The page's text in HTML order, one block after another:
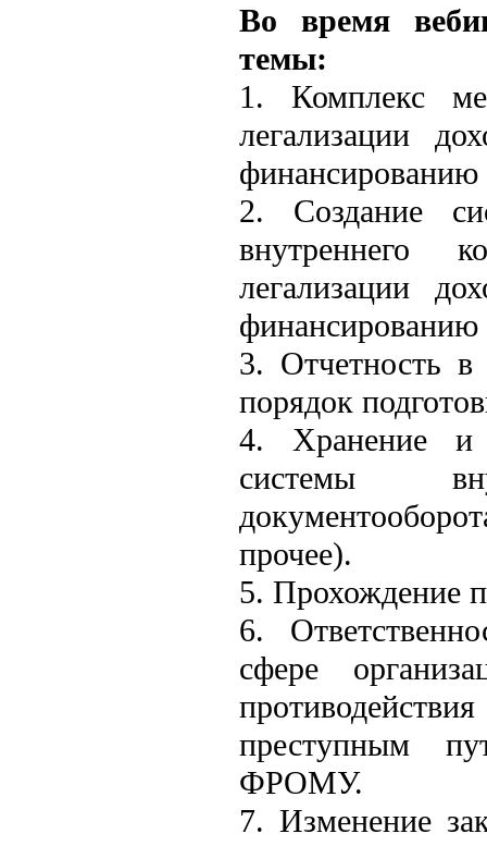
Во время
темы:
1. Комплекс
легализации
2. Создание
внутреннего
легализации
3. Отчетность в
порядок
4. Хранение и
системы
прочее).
5. Прохождение
6.
сфере
преступным
ФРОМУ.
7. Изменение